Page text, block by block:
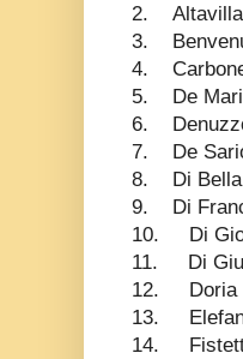
2.
3.
4.
5. De
6.
7. De
8. Di Bella
9. Di
10. Di
11. Di
12. Doria
13.
14.